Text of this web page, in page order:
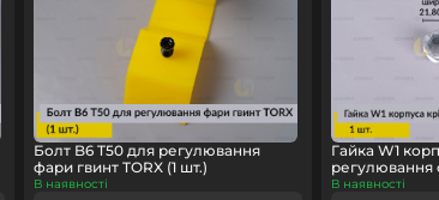
Болт B6 T50 для регулювання
фари гвинт TORX (1 шт.)
В наявності
Гайка W1
регулювання
В наявності